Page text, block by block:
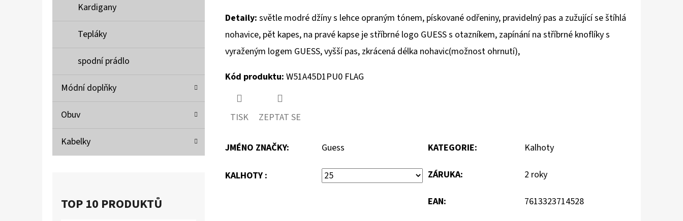
Kardigany
Tepláky
spodní prádlo
Módní doplňky
Obuv
Kabelky
TOP 10 PRODUKTŮ
Detaily: světle modré džíny s lehce opraným tónem, pískované odřeniny, pravidelný pas a zužující se štíhlá
nohavice, pět kapes, na pravé kapse je stříbrné logo GUESS s otazníkem, zapínání na stříbrné knoflíky s
vyraženým logem GUESS, vyšší pas, zkrácená délka nohavic(možnost ohrnutí),
Kód produktu: W51A45D1PU0 FLAG
TISK ZEPTAT SE
JMÉNO ZNAČKY: Guess
KALHOTY :
KATEGORIE: Kalhoty
ZÁRUKA: 2 roky
EAN: 7613323714528